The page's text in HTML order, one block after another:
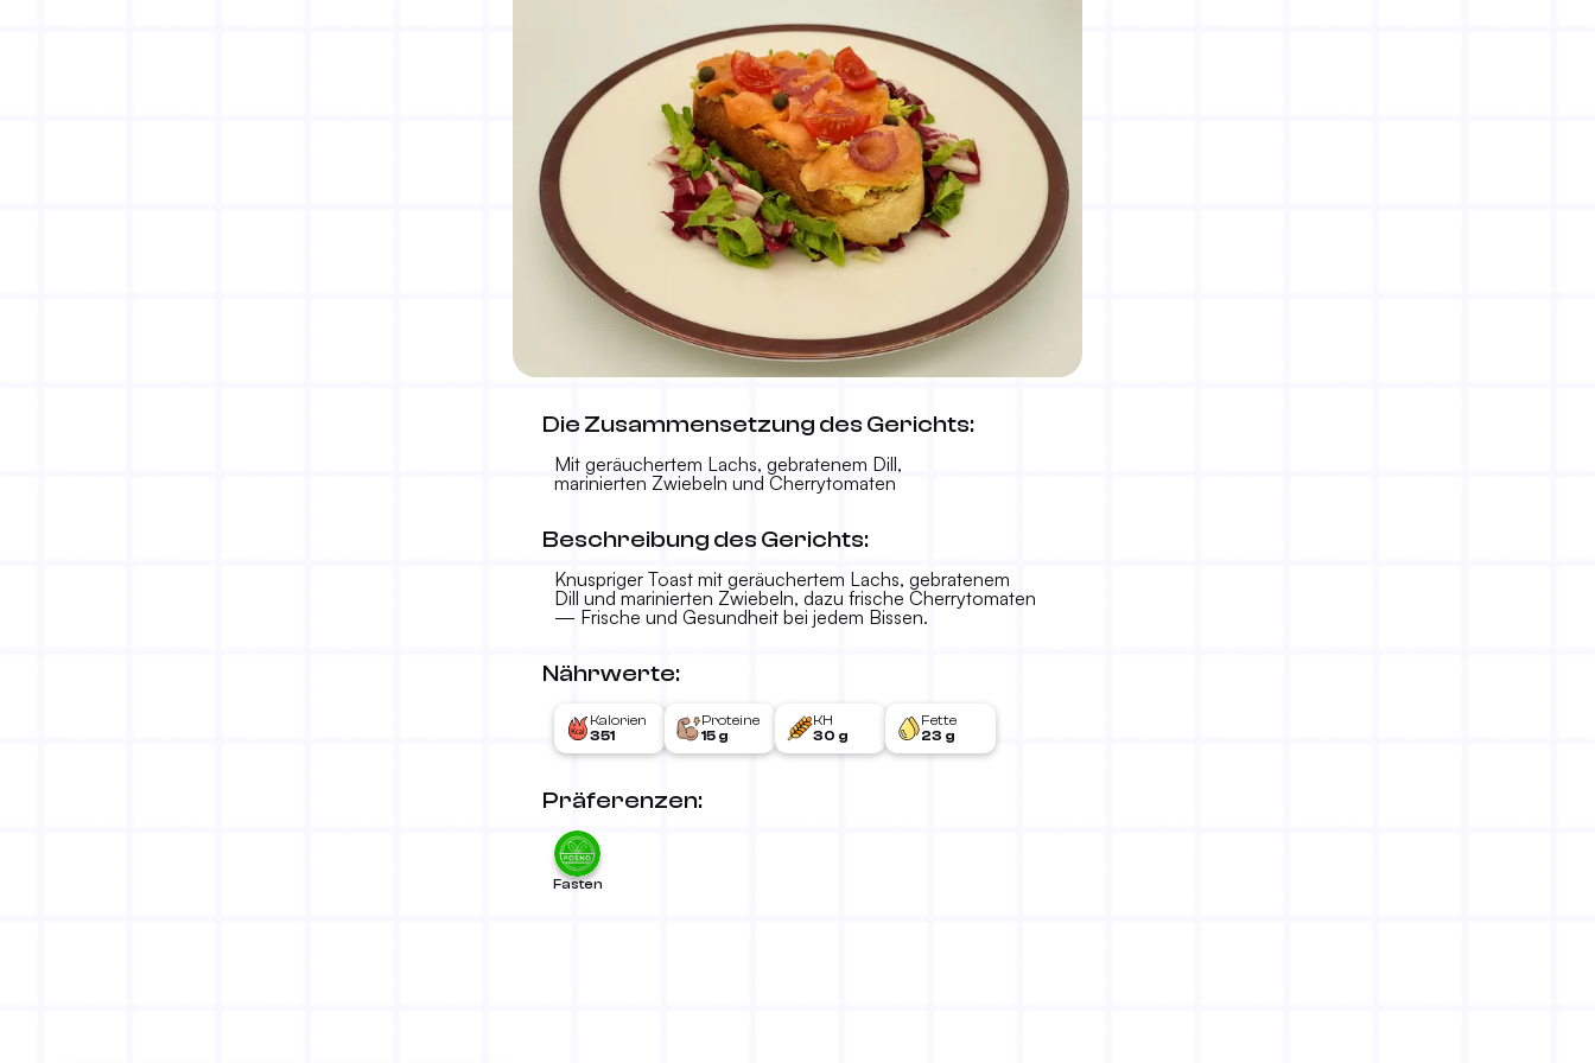
Avocado-Toast
Die Zusammensetzung des Gerichts:
Mit geräuchertem Lachs, gebratenem Dill,
marinierten Zwiebeln und Cherrytomaten
Beschreibung des Gerichts:
Knuspriger Toast mit geräuchertem Lachs, gebratenem
Dill und marinierten Zwiebeln, dazu frische Cherrytomaten
— Frische und Gesundheit bei jedem Bissen.
Nährwerte:
Kalorien
351
Proteine
15 g
KH
30 g
Fette
23 g
Präferenzen:
Fasten